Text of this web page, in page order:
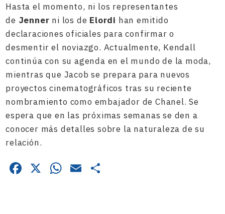
Hasta el momento, ni los representantes
de Jenner ni los de Elordi han emitido
declaraciones oficiales para confirmar o
desmentir el noviazgo. Actualmente, Kendall
continúa con su agenda en el mundo de la moda,
mientras que Jacob se prepara para nuevos
proyectos cinematográficos tras su reciente
nombramiento como embajador de Chanel. Se
espera que en las próximas semanas se den a
conocer más detalles sobre la naturaleza de su
relación.
Facebook
X WhatsApp
Email